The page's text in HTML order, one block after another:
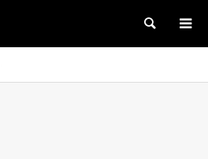
検索